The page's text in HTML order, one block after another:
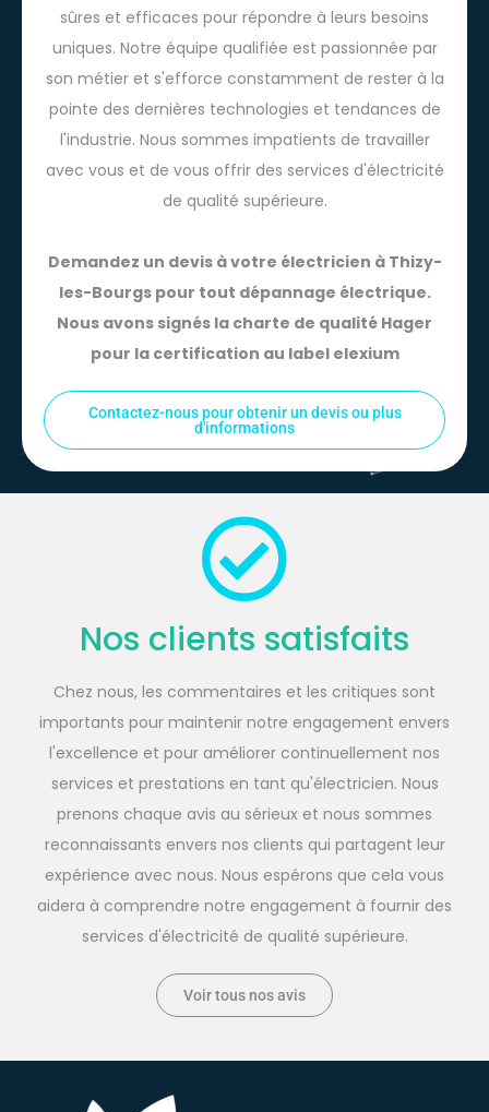
clients, en fournissant des solutions électriques
sûres et efficaces pour répondre à leurs besoins
uniques. Notre équipe qualifiée est passionnée par
son métier et s'efforce constamment de rester à la
pointe des dernières technologies et tendances de
l'industrie. Nous sommes impatients de travailler
avec vous et de vous offrir des services d'électricité
Demandez un devis à votre électricien à Thizy-
les-Bourgs pour tout dépannage électrique.
Nous avons signés la charte de qualité Hager
pour la certification au label elexium
Contactez-nous pour obtenir un devis ou plus
Chez nous, les commentaires et les critiques sont
importants pour maintenir notre engagement envers
l'excellence et pour améliorer continuellement nos
services et prestations en tant qu'électricien. Nous
prenons chaque avis au sérieux et nous sommes
reconnaissants envers nos clients qui partagent leur
expérience avec nous. Nous espérons que cela vous
aidera à comprendre notre engagement à fournir des
services d'électricité de qualité supérieure.